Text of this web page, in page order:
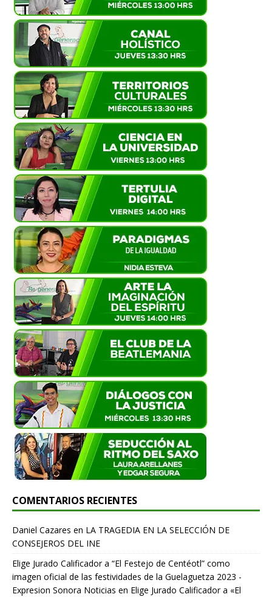
COMENTARIOS RECIENTES
Daniel Cazares en LA TRAGEDIA EN LA SELECCIÓN DE
CONSEJEROS DEL INE
Elige Jurado Calificador a “El Festejo de Centéotl” como
imagen oficial de las festividades de la Guelaguetza 2023 -
Expresion Sonora Noticias en Elige Jurado Calificador a «El